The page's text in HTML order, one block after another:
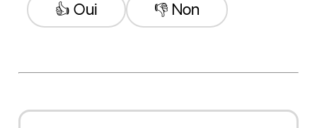
👎 Non
👍 Oui